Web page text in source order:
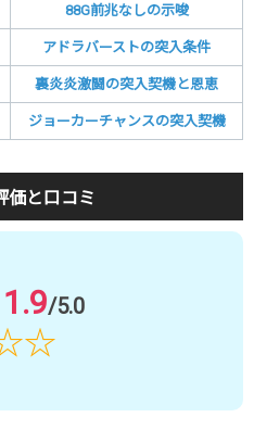
88G前兆なしの示唆
アドラバーストの突入条件
裏炎炎激闘の突入契機と恩恵
ジョーカーチャンスの突入契機
価と口コミ
1.9/5.0
☆